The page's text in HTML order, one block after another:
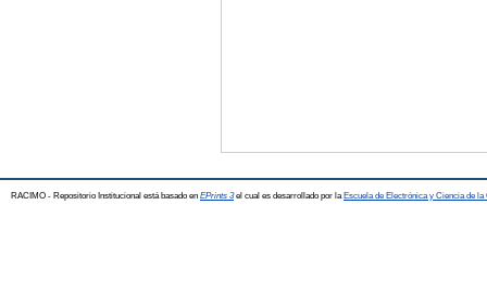
RACIMO - Repositorio Institucional está basado en EPrints 3el cual es desarrollado por la Escuela de Electrónica y Ciencia de la